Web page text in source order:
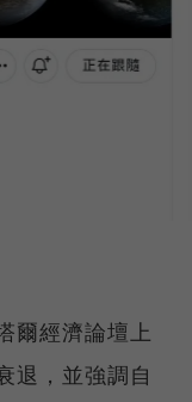
爾經濟論壇上
退，並強調自